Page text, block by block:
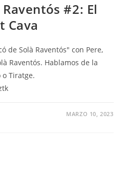
#2: El
Cava
de Solà Raventós" con Pere,
Raventós. Hablamos de la
Tiratge.
MARZO 10, 2023